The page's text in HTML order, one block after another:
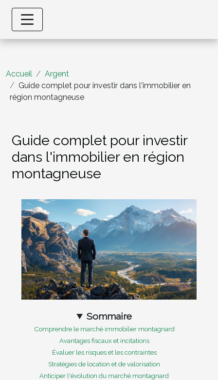
Accueil
Argent
Guide complet pour investir dans l'immobilier en
région montagneuse
Guide complet pour investir
dans l'immobilier en région
montagneuse
Sommaire
Comprendre le marché immobilier montagnard
Avantages fiscaux et incitations
Évaluer les risques et les contraintes
Stratégies de location et de valorisation
Anticiper l'évolution du marché montagnard